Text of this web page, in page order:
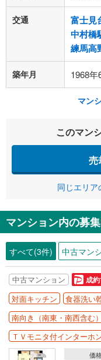
交通 富士見
中村橋
練馬高
築年月 1968
マン
このマン
売
同じエリ
マンション内の募
すべて(3件) 中古マン
中古マンション 成
対面キッチン
食器洗い
南向き（南東・南西含む）
ＴＶモニタ付インターホ
価